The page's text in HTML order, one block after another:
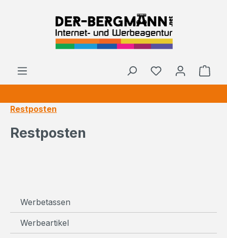
Restposten
Restposten
Werbetassen
Werbeartikel